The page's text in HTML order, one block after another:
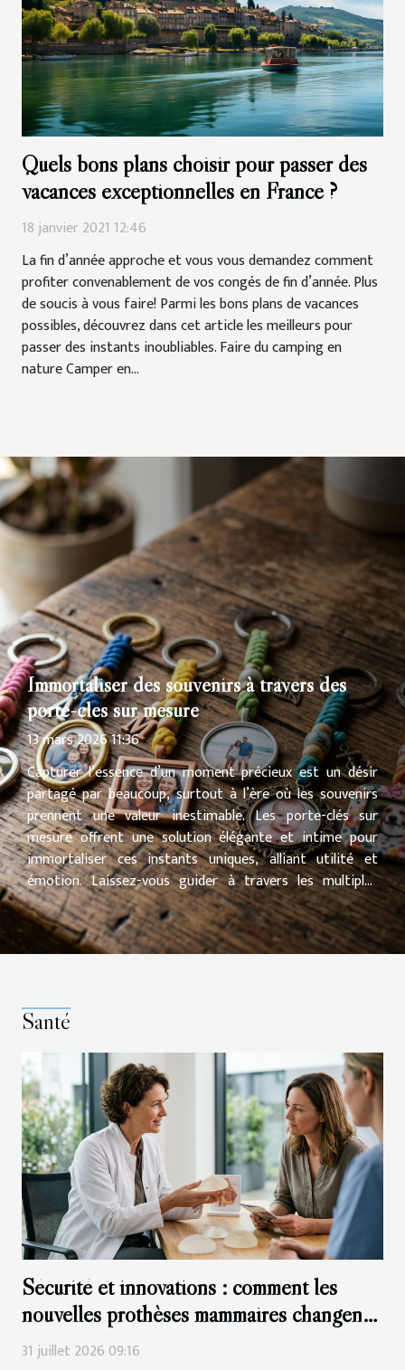
Quels bons plans choisir pour passer des
vacances exceptionnelles en France ?
18 janvier 2021 12:46
La fin d’année approche et vous vous demandez comment
profiter convenablement de vos congés de fin d’année. Plus
de soucis à vous faire! Parmi les bons plans de vacances
possibles, découvrez dans cet article les meilleurs pour
passer des instants inoubliables. Faire du camping en
nature Camper en...
Immortaliser des souvenirs à travers des
porte-clés sur mesure
13 mars 2026 11:36
Capturer l’essence d’un moment précieux est un désir
partagé par beaucoup, surtout à l’ère où les souvenirs
prennent une valeur inestimable. Les porte-clés sur
mesure offrent une solution élégante et intime pour
immortaliser ces instants uniques, alliant utilité et
émotion. Laissez-vous guider à travers les multiples
façons dont ces petits objets du quotidien peuvent
devenir de véritables trésors de mémoire, et découvrez
pourquoi ils méritent toute votre attention.
offert, car il devient bien plus qu’un simple accessoire du
quotidien. Un porte-clé personnalisé se transforme en
cadeau émotionnel, capable de renforcer le lien affectif
entre celui qui l’offre et celui qui le reçoit...
Santé
Sécurité et innovations : comment les
nouvelles prothèses mammaires changent
la donne
31 juillet 2026 09:16